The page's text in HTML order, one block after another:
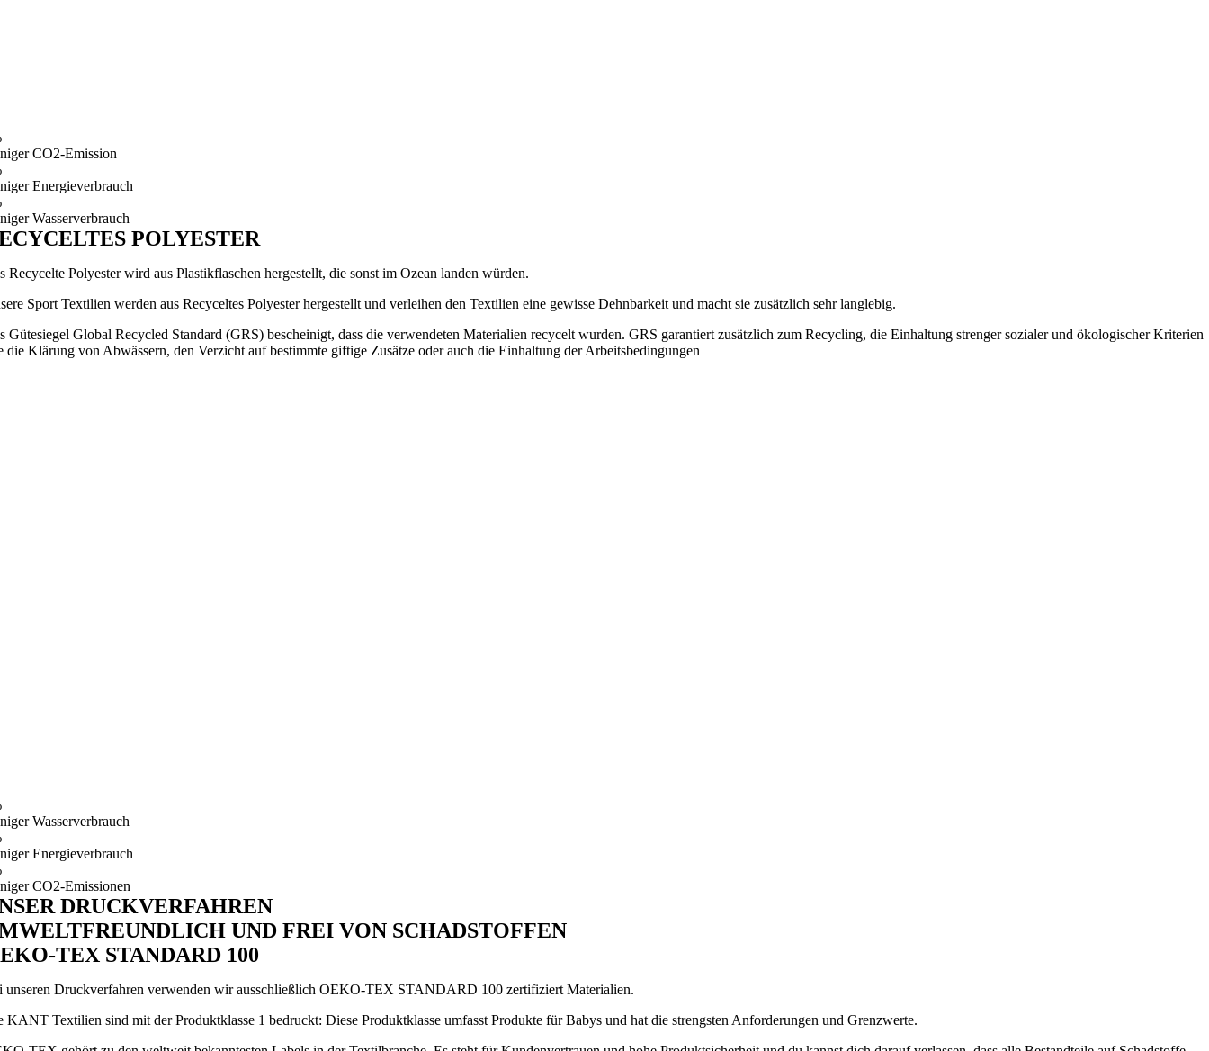
CO2-Emission
Energieverbrauch
Wasserverbrauch
POLYESTER
Recycelte Polyester wird aus Plastikflaschen hergestellt, die sonst im Ozean landen würden.
Sport Textilien werden aus Recyceltes Polyester hergestellt und verleihen den Textilien eine gewisse Dehnbarkeit und macht sie zusätzlich sehr langlebig.
Gütesiegel Global Recycled Standard (GRS) bescheinigt, dass die verwendeten Materialien recycelt wurden. GRS garantiert zusätzlich zum Recycling, die Einhaltung strenger sozialer und ökologischer Kriterien
die Klärung von Abwässern, den Verzicht auf bestimmte giftige Zusätze oder auch die Einhaltung der Arbeitsbedingungen
Wasserverbrauch
Energieverbrauch
CO2-Emissionen
DRUCKVERFAHREN
UND FREI VON SCHADSTOFFEN
TEX STANDARD 100
unseren Druckverfahren verwenden wir ausschließlich OEKO-TEX STANDARD 100 zertifiziert Materialien.
KANT Textilien sind mit der Produktklasse 1 bedruckt: Diese Produktklasse umfasst Produkte für Babys und hat die strengsten Anforderungen und Grenzwerte.